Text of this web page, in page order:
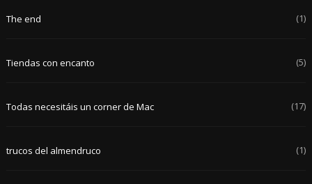
The end (1)
Tiendas con encanto (5)
Todas necesitáis un corner de Mac (17)
trucos del almendruco (1)